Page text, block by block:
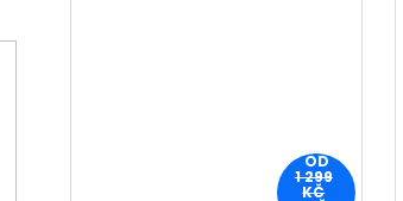
OD
1 299
KČ